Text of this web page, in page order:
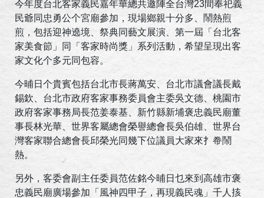
今年度台北客家義民嘉年華總共邀陣全台灣23間奉祀義
民爺同忠勇公个宮廟參加，現場鄉親十分多、鬧熱煎
煎，包括迎神遶境、祭典同藝文展演、第一屆「台北客
家美食節」同「客家時尚獎」系列活動，希望呈現出客
家文化个多元同包容。
今晡日个貴賓包括台北市長蔣萬安、台北市議會議長戴
錫欽、台北市政府客家事務委員會主委吳文德、桃園市
政府客家事務局長范姜泰基、新竹縣新埔褒忠義民廟董
事長林光華、世界客屬總會榮譽總會長吳伯雄、世界台
灣客家聯合總會長邱榮光同幾下位議員大家來扌帣鬧
熱。
另外，客委會副主任委員范佐銘今晡日乜來到高雄市褒
忠義民廟廣場參加「風神四甲子，再現義民魂」千人㧡